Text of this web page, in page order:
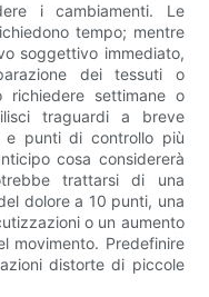
i cambiamenti. Le
tempo; mentre
soggettivo immediato,
dei tessuti o
richiedere settimane o
traguardi a breve
e punti di controllo più
cosa considererà
trattarsi di una
dolore a 10 punti, una
o un aumento
movimento. Predefinire
distorte di piccole